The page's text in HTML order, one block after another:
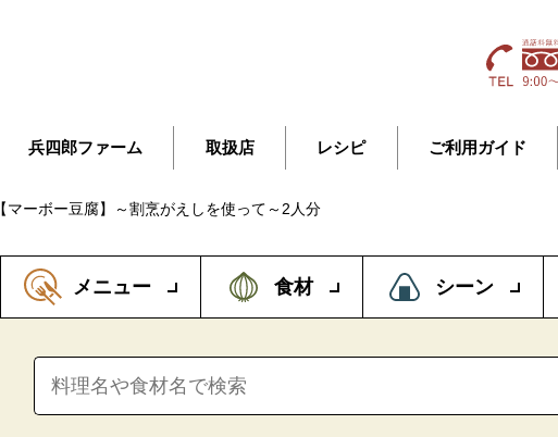
兵四郎ファーム 取扱店 レシピ ご利用ガイド
【マーボー豆腐】～割烹がえしを使って～2人分
メニュー 食材 シーン